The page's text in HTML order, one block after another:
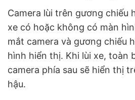
Camera lùi trên gương chiếu
xe có hoặc không có màn
mắt camera và gương chiếu
hình hiển thị. Khi lùi xe, toàn
camera phía sau sẽ hiển thị
hậu.